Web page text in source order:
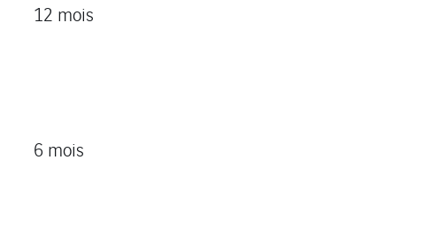
12 mois
6 mois